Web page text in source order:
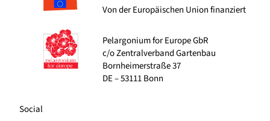
Von der Europäischen Union finanziert
Pelargonium for Europe GbR
c/o Zentralverband Gartenbau
Bornheimerstraße 37
DE – 53111 Bonn
Social